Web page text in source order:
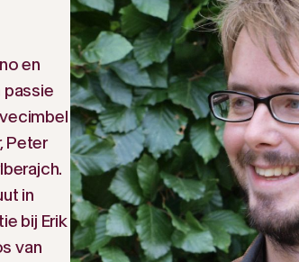
en
passie
Peter
in
bij Erik
van